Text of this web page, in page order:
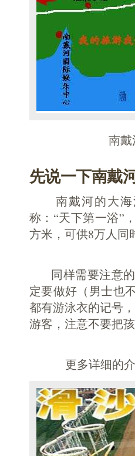
南
先说一下南戴
南戴河的大海
称：“天下第一浴”
方米，可供8万人同
同样需要注意的
定要做好（男士也
都有游泳衣的记号
游客，注意不要把
更多详细的介